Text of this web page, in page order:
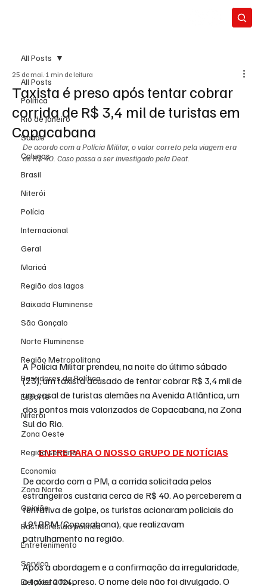
All Posts
Política
Rio de Janeiro
Saúde
Colunas
Brasil
Niterói
Polícia
Internacional
Geral
Maricá
Região dos lagos
Baixada Fluminense
São Gonçalo
Norte Fluminense
Região Metropolitana
Bastidores da Política
Esporte
Niterói
Zona Oeste
Região serrana
Economia
Zona Norte
Opinião
Bastidores da política
Entretenimento
Serviço
Eleições 2024
All Posts
Taxista é preso após tentar cobrar
corrida de R$ 3,4 mil de turistas em
Copacabana
25 de mai. 1 min de leitura
De acordo com a Polícia Militar, o valor correto pela viagem era
de R$ 40. Caso passa a ser investigado pela Deat.
A Polícia Militar prendeu, na noite do último sábado
(23), um taxista acusado de tentar cobrar R$ 3,4 mil de
um casal de turistas alemães na Avenida Atlântica, um
dos pontos mais valorizados de Copacabana, na Zona
Sul do Rio.
ENTRE PARA O NOSSO GRUPO DE NOTÍCIAS
De acordo com a PM, a corrida solicitada pelos
estrangeiros custaria cerca de R$ 40. Ao perceberem a
tentativa de golpe, os turistas acionaram policiais do
19º BPM (Copacabana), que realizavam
patrulhamento na região.
Após a abordagem e a confirmação da irregularidade,
o taxista foi preso. O nome dele não foi divulgado. O